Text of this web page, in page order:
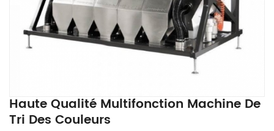
Haute Qualité Multifonction Machine De
Tri Des Couleurs